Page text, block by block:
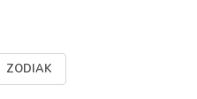
ZODIAK